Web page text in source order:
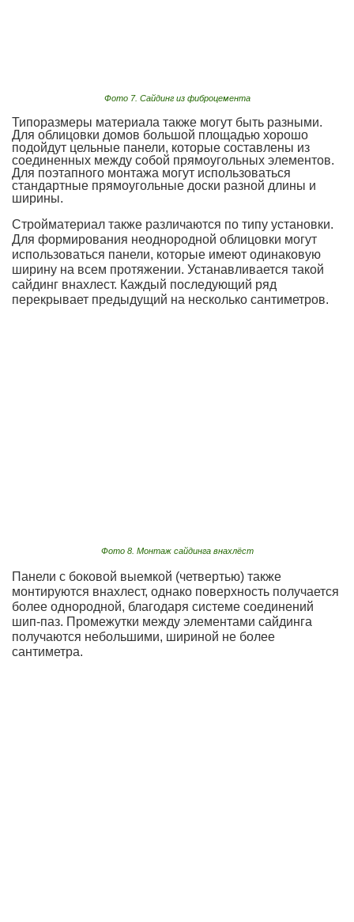
Фото 7. Сайдинг из фиброцемента
Типоразмеры материала также могут быть разными.
Для облицовки домов большой площадью хорошо
подойдут цельные панели, которые составлены из
соединенных между собой прямоугольных элементов.
Для поэтапного монтажа могут использоваться
стандартные прямоугольные доски разной длины и
ширины.
Стройматериал также различаются по типу установки.
Для формирования неоднородной облицовки могут
использоваться панели, которые имеют одинаковую
ширину на всем протяжении. Устанавливается такой
сайдинг внахлест. Каждый последующий ряд
перекрывает предыдущий на несколько сантиметров.
Фото 8. Монтаж сайдинга внахлёст
Панели с боковой выемкой (четвертью) также
монтируются внахлест, однако поверхность получается
более однородной, благодаря системе соединений
шип-паз. Промежутки между элементами сайдинга
получаются небольшими, шириной не более
сантиметра.